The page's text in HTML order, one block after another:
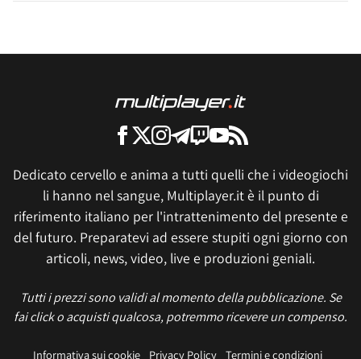
Dedicato cervello e anima a tutti quelli che i videogiochi
li hanno nel sangue, Multiplayer.it è il punto di
riferimento italiano per l'intrattenimento del presente e
del futuro. Preparatevi ad essere stupiti ogni giorno con
articoli, news, video, live e produzioni geniali.
Tutti i prezzi sono validi al momento della pubblicazione. Se
fai click o acquisti qualcosa, potremmo ricevere un compenso.
Informativa sui cookie Privacy Policy Termini e condizioni